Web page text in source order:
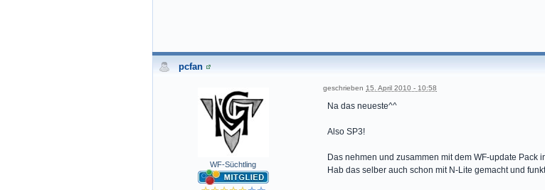
pcfan
WF-Süchtling
geschrieben 15. April 2010 - 10:58
Na das neueste^^
Also SP3!
Das nehmen und zusammen mit dem WF-update Pack
Hab das selber auch schon mit N-Lite gemacht und